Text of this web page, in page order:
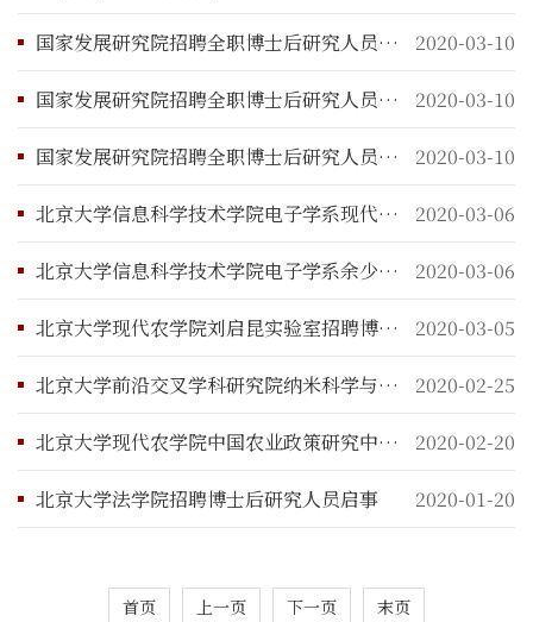
国家发展研究院招聘全职博士后研究人员启事 2020-03-10
国家发展研究院招聘全职博士后研究人员启事 2020-03-10
国家发展研究院招聘全职博士后研究人员启事 2020-03-10
北京大学信息科学技术学院电子学系现代通信研究所招聘博士后研究人员启事 2020-03-06
北京大学信息科学技术学院电子学系余少华院士招聘全职博士后研究人员启事 2020-03-06
北京大学现代农学院刘启昆实验室招聘博士后研究人员启事 2020-03-05
北京大学前沿交叉学科研究院纳米科学与技术研究中心招聘全职博士后启事 2020-02-25
北京大学现代农学院中国农业政策研究中心 招聘全职博士后研究人员启事2020 2020-02-20
北京大学法学院招聘博士后研究人员启事 2020-01-20
首页 上一页 下一页 末页